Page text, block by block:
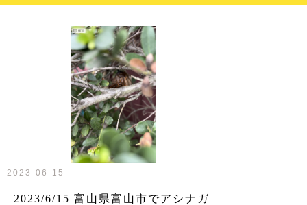
2023-06-15
2023/6/15 富山県富山市でアシナガ